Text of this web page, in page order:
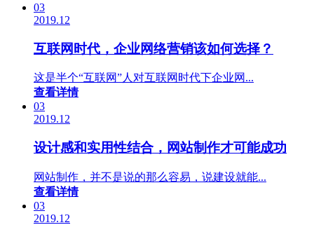
03
2019.12
互联网时代，企业网络营销该如何选择？
这是半个“互联网”人对互联网时代下企业网...
查看详情
03
2019.12
设计感和实用性结合，网站制作才可能成功
网站制作，并不是说的那么容易，说建设就能...
查看详情
03
2019.12